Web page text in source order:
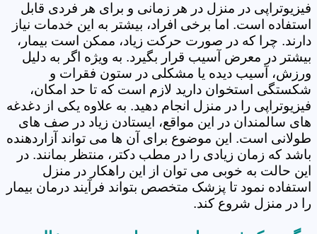
فیزیوتراپی در منزل در هر زمانی و برای هر فردی قابل
استفاده است. اما برخی افراد، بیشتر به این خدمات نیاز
دارند. چرا که در صورت حرکت زیاد، ممکن است بیمار،
بیشتر در معرض آسیب قرار بگیرد. به ویژه اگر به دلیل
ورزش، آسیب دیده یا مشکلی در ستون فقرات و
شکستگی استخوان دارید لازم است که تا حد امکان،
فیزیوتراپی را در منزل انجام دهید. به علاوه یکی از دغدغه
های سالمندان در این مواقع، ایستادن زیاد در صف های
طولانی است. این موضوع برای آن ها می تواند آزاردهنده
باشد که زمان زیادی را در مطب دکتر، منتظر بمانند. در
این حالت به خوبی می توان از این راهکار در منزل
استفاده نمود تا پزشک متخصص بتواند فرآیند درمان بیمار
را در منزل شروع کند.